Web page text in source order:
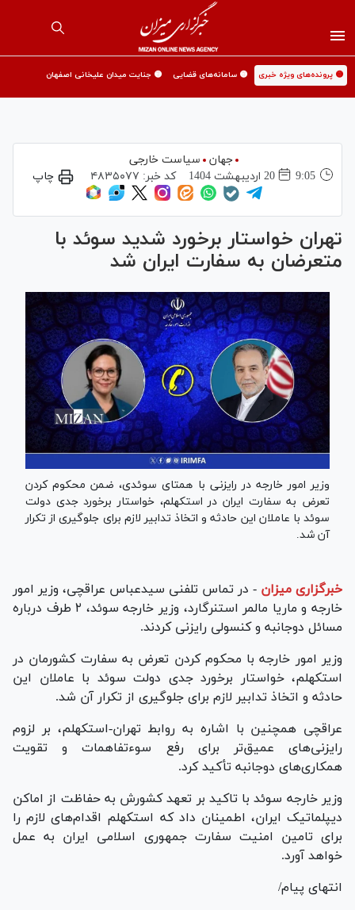
🟡 پرونده‌های ویژه خبری 🟡 سامانه‌های قضایی 🟡 جنایت میدان علیخانی اصفهان
جهان
سیاست خارجی
9:05
20 ارديبهشت 1404 کد خبر: ۴۸۳۵۰۷۷ چاپ
تهران خواستار برخورد شدید سوئد با
متعرضان به سفارت ایران شد
وزیر امور خارجه در رایزنی با همتای سوئدی، ضمن محکوم کردن
تعرض به سفارت ایران در استکهلم، خواستار برخورد جدی دولت
سوئد با عاملان این حادثه و اتخاذ تدابیر لازم برای جلوگیری از تکرار
آن شد.
خبرگزاری میزان - در تماس تلفنی سیدعباس عراقچی، وزیر امور
خارجه و ماریا مالمر استنرگارد، وزیر خارجه سوئد، ۲ طرف درباره
مسائل دوجانبه و کنسولی رایزنی کردند.
وزیر امور خارجه با محکوم کردن تعرض به سفارت کشورمان در
استکهلم، خواستار برخورد جدی دولت سوئد با عاملان این
حادثه و اتخاذ تدابیر لازم برای جلوگیری از تکرار آن شد.
عراقچی همچنین با اشاره به روابط تهران-استکهلم، بر لزوم
رایزنی‌های عمیق‌تر برای رفع سوءتفاهمات و تقویت
همکاری‌های دوجانبه تأکید کرد.
وزیر خارجه سوئد با تاکید بر تعهد کشورش به حفاظت از اماکن
دیپلماتیک ایران، اطمینان داد که استکهلم اقدام‌های لازم را
برای تامین امنیت سفارت جمهوری اسلامی ایران به عمل
خواهد آورد.
انتهای پیام/